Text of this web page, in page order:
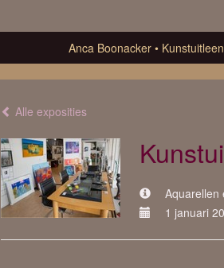
Anca Boonacker
Alle exposities
Aquarellen
1 januari